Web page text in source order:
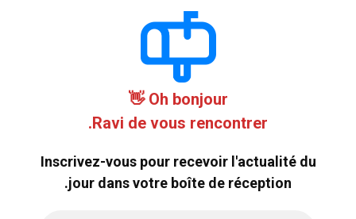
Oh bonjour 👋
Ravi de vous rencontrer.
Inscrivez-vous pour recevoir l'actualité du
jour dans votre boîte de réception.